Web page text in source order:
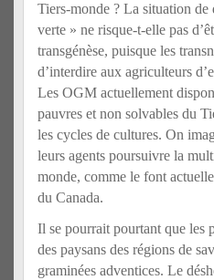
Tiers-monde ? La situation de
verte » ne risque-t-elle pas
transgénèse, puisque les
d’interdire aux agriculteurs
Les OGM actuellement
pauvres et non solvables du
les cycles de cultures. On
leurs agents poursuivre la
monde, comme le font
du Canada.
Il se pourrait pourtant que les
des paysans des régions de
graminées adventices. Le